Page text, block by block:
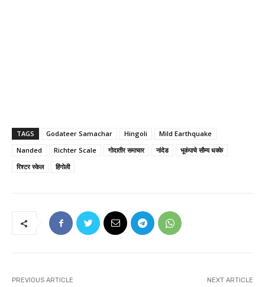
TAGS Godateer Samachar Hingoli
Mild Earthquake
Nanded
Richter Scale गोदातीर समाचार नांदेड
भूकंपाचे सौम्य धक्के
रिश्टर स्केल
हिंगोली
PREVIOUS ARTICLE NEXT ARTICLE